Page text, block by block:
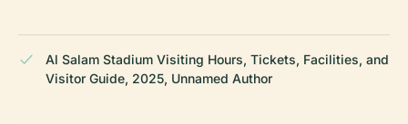
Al Salam Stadium Visiting Hours, Tickets, Facilities, and
Visitor Guide, 2025, Unnamed Author